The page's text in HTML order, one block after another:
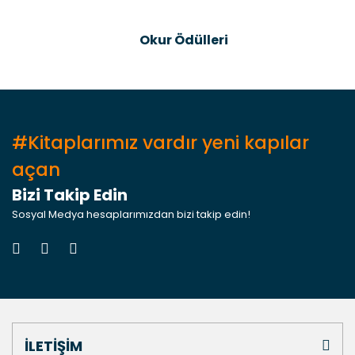
Okur Ödülleri
#Kitaplarımız vardır yeni kapılar
açan
Bizi Takip Edin
Sosyal Medya hesaplarımızdan bizi takip edin!
İLETİŞİM